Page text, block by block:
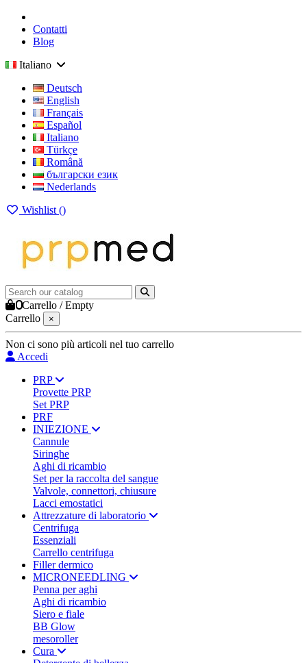
Contatti
Blog
Italiano
Deutsch
English
Français
Español
Italiano
Türkçe
Română
български език
Nederlands
Wishlist ()
0Carrello /Empty
Carrello
×
Non ci sono più articoli nel tuo carrello
Accedi
PRP
Provette PRP
Set PRP
PRF
INIEZIONE
Cannule
Siringhe
Aghi di ricambio
Set per la raccolta del sangue
Valvole, connettori, chiusure
Lacci emostatici
Attrezzature di laboratorio
Centrifuga
Essenziali
Carrello centrifuga
Filler dermico
MICRONEEDLING
Penna per aghi
Aghi di ricambio
Siero e fiale
BB Glow
mesoroller
Cura